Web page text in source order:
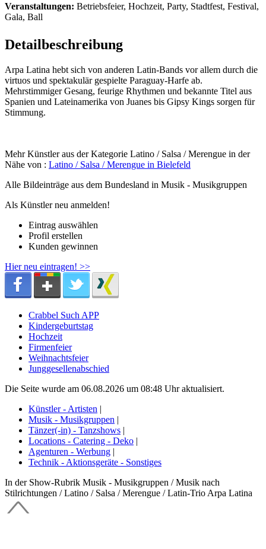
Veranstaltungen: Betriebsfeier, Hochzeit, Party, Stadtfest, Festival,
Gala, Ball
Detailbeschreibung
Arpa Latina hebt sich von anderen Latin-Bands vor allem durch die
virtuos und spektakulär gespielte Paraguay-Harfe ab.
Mehrstimmiger Gesang, feurige Rhythmen und bekannte Titel aus
Spanien und Lateinamerika von Juanes bis Gipsy Kings sorgen für
Stimmung.
Mehr Künstler aus der Kategorie Latino / Salsa / Merengue in der
Nähe von : Latino / Salsa / Merengue in Bielefeld
Alle Bildeinträge aus dem Bundesland in Musik - Musikgruppen
Als Künstler neu anmelden!
Eintrag auswählen
Profil erstellen
Kunden gewinnen
Hier neu eintragen! >>
Crabbel Such APP
Kindergeburtstag
Hochzeit
Firmenfeier
Weihnachtsfeier
Junggesellenabschied
Die Seite wurde am 06.08.2026 um 08:48 Uhr aktualisiert.
Künstler - Artisten |
Musik - Musikgruppen |
Tänzer(-in) - Tanzshows |
Locations - Catering - Deko |
Agenturen - Werbung |
Technik - Aktionsgeräte - Sonstiges
In der Show-Rubrik Musik - Musikgruppen / Musik nach
Stilrichtungen / Latino / Salsa / Merengue / Latin-Trio Arpa Latina